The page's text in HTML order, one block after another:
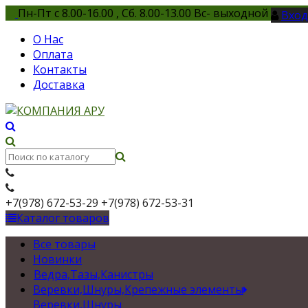
Пн-Пт с 8.00-16.00 , Сб. 8.00-13.00 Вс- выходной Вход
О Нас
Оплата
Контакты
Доставка
+7(978) 672-53-29 +7(978) 672-53-31
Каталог товаров
Все товары
Новинки
Ведра,Тазы,Канистры
Веревки,Шнуры,Крепежные элементы
Веревки,Шнуры